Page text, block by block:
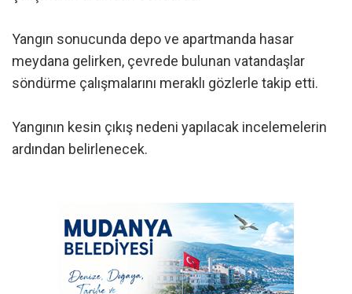
Yangın sonucunda depo ve apartmanda hasar
meydana gelirken, çevrede bulunan vatandaşlar
söndürme çalışmalarını meraklı gözlerle takip etti.
Yangının kesin çıkış nedeni yapılacak incelemelerin
ardından belirlenecek.